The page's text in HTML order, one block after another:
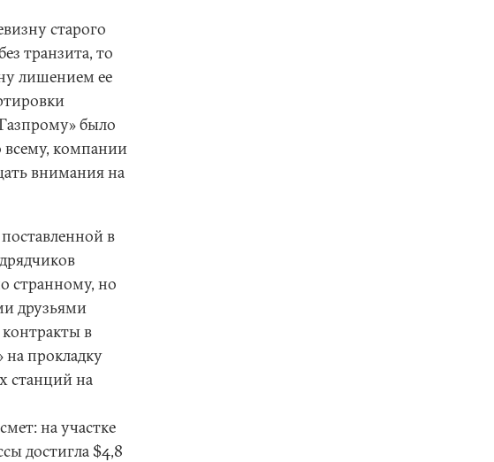
старого
транзита, то
лишением ее
было
всему, компании
внимания на
в
странному, но
друзьями
в
прокладку
станций на
на участке
достигла $4,8